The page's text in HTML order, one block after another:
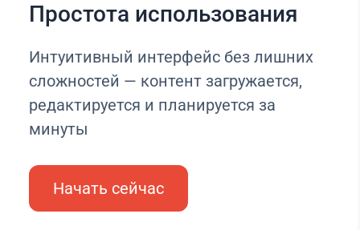
Простота использования
Интуитивный интерфейс без лишних
сложностей — контент загружается,
редактируется и планируется за
минуты
Начать сейчас